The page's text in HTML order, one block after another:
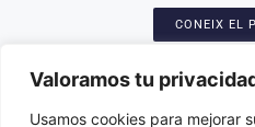
Valoramos tu
Usamos cookies para mejorar
CONEIX EL
Platja de
Seu:
Amarres de les